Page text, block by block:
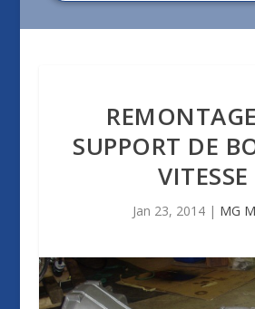
SUPPORT DE
VITESSE
Jan 23, 2014| MG